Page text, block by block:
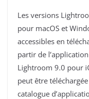
Les versions
pour macOS et
accessibles en
partir de
Lightroom 9.0 pour
peut être
catalogue